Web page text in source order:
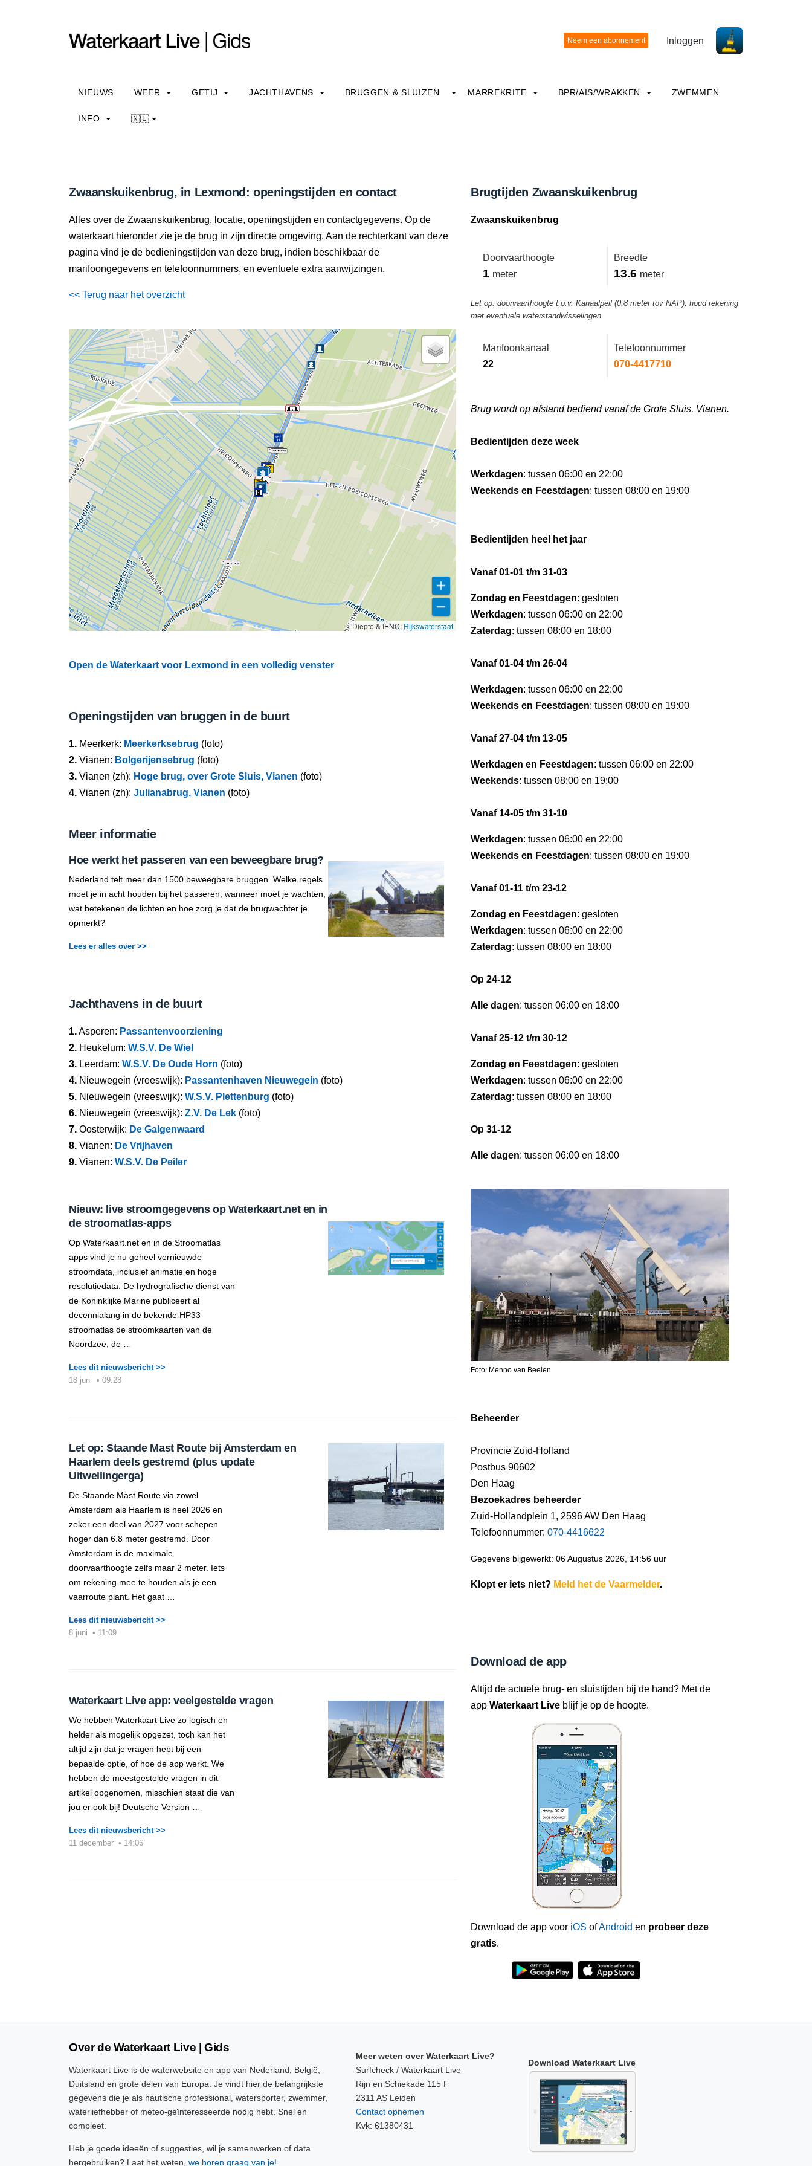
Inloggen
NIEUWS WEER GETIJ JACHTHAVENS BRUGGEN & SLUIZEN MARREKRITE BPR/AIS/WRAKKEN ZWEMMEN
INFO 🇳🇱
Zwaanskuikenbrug, in Lexmond: openingstijden en contact
Alles over de Zwaanskuikenbrug, locatie, openingstijden en contactgegevens. Op de
waterkaart hieronder zie je de brug in zijn directe omgeving. Aan de rechterkant van deze
pagina vind je de bedieningstijden van deze brug, indien beschikbaar de
marifoongegevens en telefoonnummers, en eventuele extra aanwijzingen.
<< Terug naar het overzicht
Diepte & IENC: Rijkswaterstaat
Open de Waterkaart voor Lexmond in een volledig venster
Openingstijden van bruggen in de buurt
1. Meerkerk: Meerkerksebrug (foto)
2. Vianen: Bolgerijensebrug (foto)
3. Vianen (zh): Hoge brug, over Grote Sluis, Vianen (foto)
4. Vianen (zh): Julianabrug, Vianen (foto)
Meer informatie
Hoe werkt het passeren van een beweegbare brug?
Nederland telt meer dan 1500 beweegbare bruggen. Welke regels
moet je in acht houden bij het passeren, wanneer moet je wachten,
wat betekenen de lichten en hoe zorg je dat de brugwachter je
opmerkt?
Lees er alles over >>
Jachthavens in de buurt
1.Asperen: Passantenvoorziening
2. Heukelum: W.S.V. De Wiel
3. Leerdam: W.S.V. De Oude Horn (foto)
4. Nieuwegein (vreeswijk): Passantenhaven Nieuwegein (foto)
5. Nieuwegein (vreeswijk): W.S.V. Plettenburg (foto)
6. Nieuwegein (vreeswijk): Z.V. De Lek (foto)
7. Oosterwijk: De Galgenwaard
8. Vianen: De Vrijhaven
9. Vianen: W.S.V. De Peiler
Nieuw: live stroomgegevens op Waterkaart.net en in
de stroomatlas-apps
Op Waterkaart.net en in de Stroomatlas
apps vind je nu geheel vernieuwde
stroomdata, inclusief animatie en hoge
resolutiedata. De hydrografische dienst van
de Koninklijke Marine publiceert al
decennialang in de bekende HP33
stroomatlas de stroomkaarten van de
Noordzee, de …
Lees dit nieuwsbericht >>
18 juni • 09:28
Let op: Staande Mast Route bij Amsterdam en
Haarlem deels gestremd (plus update
Uitwellingerga)
De Staande Mast Route via zowel
Amsterdam als Haarlem is heel 2026 en
zeker een deel van 2027 voor schepen
hoger dan 6.8 meter gestremd. Door
Amsterdam is de maximale
doorvaarthoogte zelfs maar 2 meter. Iets
om rekening mee te houden als je een
vaarroute plant. Het gaat …
Lees dit nieuwsbericht >>
8 juni • 11:09
Waterkaart Live app: veelgestelde vragen
We hebben Waterkaart Live zo logisch en
helder als mogelijk opgezet, toch kan het
altijd zijn dat je vragen hebt bij een
bepaalde optie, of hoe de app werkt. We
hebben de meestgestelde vragen in dit
artikel opgenomen, misschien staat die van
jou er ook bij! Deutsche Version …
Lees dit nieuwsbericht >>
11 december • 14:06
Brugtijden Zwaanskuikenbrug
Zwaanskuikenbrug
Doorvaarthoogte
1 meter
Breedte
13.6 meter
Let op: doorvaarthoogte t.o.v. Kanaalpeil (0.8 meter tov NAP). houd rekening
met eventuele waterstandwisselingen
Marifoonkanaal
22
Telefoonnummer
070-4417710
Brug wordt op afstand bediend vanaf de Grote Sluis, Vianen.
Bedientijden deze week
Werkdagen: tussen 06:00 en 22:00
Weekends en Feestdagen: tussen 08:00 en 19:00
Bedientijden heel het jaar
Vanaf 01-01 t/m 31-03
Zondag en Feestdagen: gesloten
Werkdagen: tussen 06:00 en 22:00
Zaterdag: tussen 08:00 en 18:00
Vanaf 01-04 t/m 26-04
Werkdagen: tussen 06:00 en 22:00
Weekends en Feestdagen: tussen 08:00 en 19:00
Vanaf 27-04 t/m 13-05
Werkdagen en Feestdagen: tussen 06:00 en 22:00
Weekends: tussen 08:00 en 19:00
Vanaf 14-05 t/m 31-10
Werkdagen: tussen 06:00 en 22:00
Weekends en Feestdagen: tussen 08:00 en 19:00
Vanaf 01-11 t/m 23-12
Zondag en Feestdagen: gesloten
Werkdagen: tussen 06:00 en 22:00
Zaterdag: tussen 08:00 en 18:00
Op 24-12
Alle dagen: tussen 06:00 en 18:00
Vanaf 25-12 t/m 30-12
Zondag en Feestdagen: gesloten
Werkdagen: tussen 06:00 en 22:00
Zaterdag: tussen 08:00 en 18:00
Op 31-12
Alle dagen: tussen 06:00 en 18:00
Foto: Menno van Beelen
Beheerder
Provincie Zuid-Holland
Postbus 90602
Den Haag
Bezoekadres beheerder
Zuid-Hollandplein 1, 2596 AW Den Haag
Telefoonnummer: 070-4416622
Gegevens bijgewerkt: 06 Augustus 2026, 14:56 uur
Klopt er iets niet? Meld het de Vaarmelder.
Download de app
Altijd de actuele brug- en sluistijden bij de hand? Met de
app Waterkaart Live blijf je op de hoogte.
Download de app voor iOS ofAndroid en probeer deze
gratis.
Over de Waterkaart Live | Gids
Waterkaart Live is de waterwebsite en app van Nederland, België,
Duitsland en grote delen van Europa. Je vindt hier de belangrijkste
gegevens die je als nautische professional, watersporter, zwemmer,
waterliefhebber of meteo-geïnteresseerde nodig hebt. Snel en
compleet.
Heb je goede ideeën of suggesties, wil je samenwerken of data
hergebruiken? Laat het weten, we horen graag van je!
Meer weten over Waterkaart Live?
Surfcheck / Waterkaart Live
Rijn en Schiekade 115 F
2311 AS Leiden
Contact opnemen
Kvk: 61380431
Download Waterkaart Live